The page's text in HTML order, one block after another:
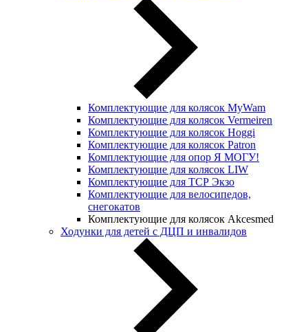
Комплектующие для колясок MyWam
Комплектующие для колясок Vermeiren
Комплектующие для колясок Hoggi
Комплектующие для колясок Patron
Комплектующие для опор Я МОГУ!
Комплектующие для колясок LIW
Комплектующие для ТСР Экзо
Комплектующие для велосипедов,
снегокатов
Комплектующие для колясок Akcesmed
Ходунки для детей с ДЦП и инвалидов